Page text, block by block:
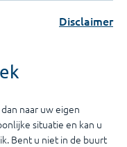
Disclaimer
naar uw eigen
situatie en kan u
Bent u niet in de buurt